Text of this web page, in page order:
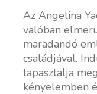
Az Angelina
valóban
maradandó
családjával.
tapasztalja
kényelemben